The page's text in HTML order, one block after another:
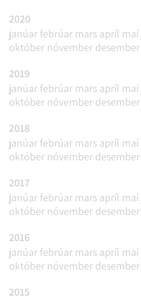
2020
janúar febrúar mars apríl maí
október nóvember desember
2019
janúar febrúar mars apríl maí
október nóvember desember
2018
janúar febrúar mars apríl maí
október nóvember desember
2017
janúar febrúar mars apríl maí
október nóvember desember
2016
janúar febrúar mars apríl maí
október nóvember desember
2015